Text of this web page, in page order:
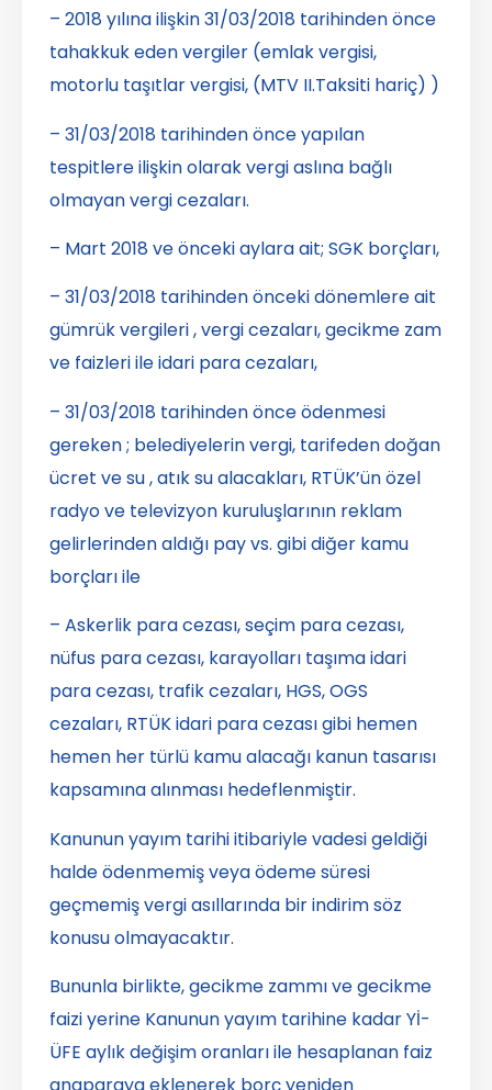
– 2018 yılına ilişkin 31/03/2018 tarihinden önce
tahakkuk eden vergiler (emlak vergisi,
motorlu taşıtlar vergisi, (MTV II.Taksiti hariç) )
– 31/03/2018 tarihinden önce yapılan
tespitlere ilişkin olarak vergi aslına bağlı
olmayan vergi cezaları.
– Mart 2018 ve önceki aylara ait; SGK borçları,
– 31/03/2018 tarihinden önceki dönemlere ait
gümrük vergileri , vergi cezaları, gecikme zam
ve faizleri ile idari para cezaları,
– 31/03/2018 tarihinden önce ödenmesi
gereken ; belediyelerin vergi, tarifeden doğan
ücret ve su , atık su alacakları, RTÜK’ün özel
radyo ve televizyon kuruluşlarının reklam
gelirlerinden aldığı pay vs. gibi diğer kamu
borçları ile
– Askerlik para cezası, seçim para cezası,
nüfus para cezası, karayolları taşıma idari
para cezası, trafik cezaları, HGS, OGS
cezaları, RTÜK idari para cezası gibi hemen
hemen her türlü kamu alacağı kanun tasarısı
kapsamına alınması hedeflenmiştir.
Kanunun yayım tarihi itibariyle vadesi geldiği
halde ödenmemiş veya ödeme süresi
geçmemiş vergi asıllarında bir indirim söz
konusu olmayacaktır.
Bununla birlikte, gecikme zammı ve gecikme
faizi yerine Kanunun yayım tarihine kadar Yİ-
ÜFE aylık değişim oranları ile hesaplanan faiz